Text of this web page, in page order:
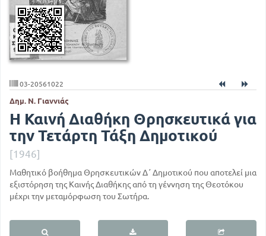
03-20561022
Δημ. Ν. Γιαννιάς
Η Καινή Διαθήκη Θρησκευτικά για
την Τετάρτη Τάξη Δημοτικού
[1946]
Μαθητικό βοήθημα Θρησκευτικών Δ΄ Δημοτικού που αποτελεί μια
εξιστόρηση της Καινής Διαθήκης από τη γέννηση της Θεοτόκου
μέχρι την μεταμόρφωση του Σωτήρα.